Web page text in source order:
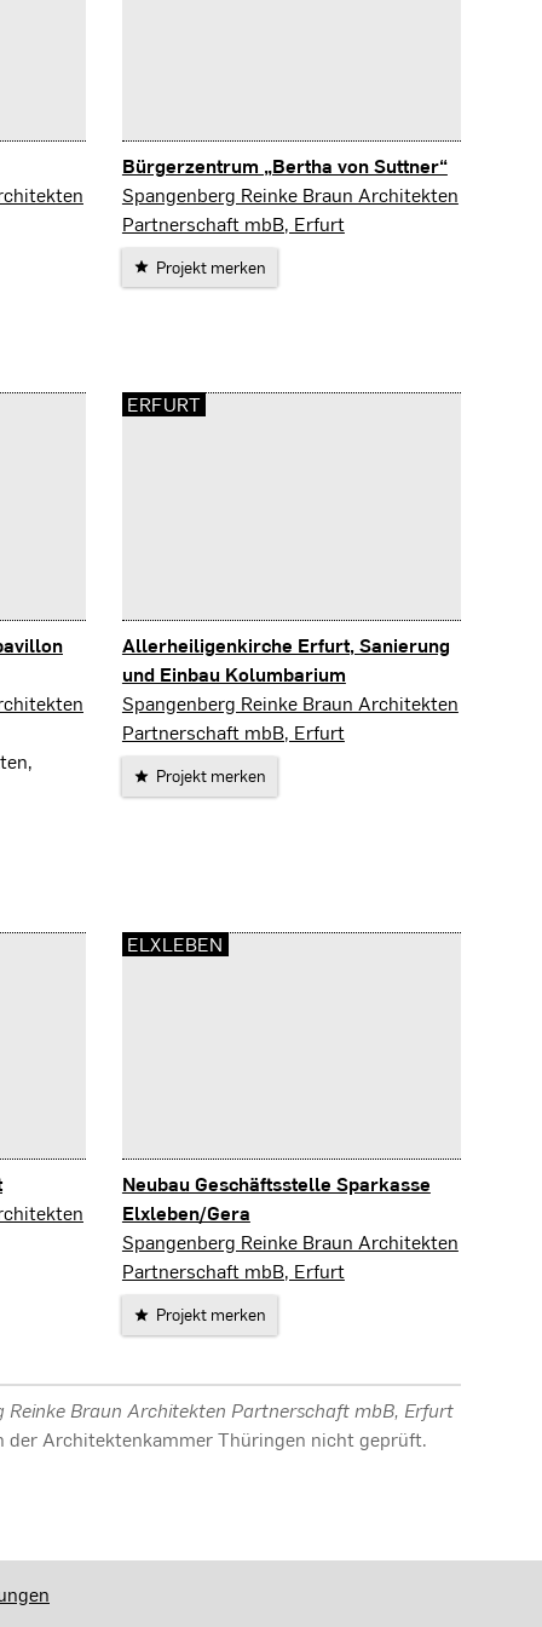
Bürgerzentrum „Bertha von Suttner“
Sömmerda
Spangenberg Reinke Braun Architekten
Partnerschaft mbB, Erfurt
Projekt merken
Allerheiligenkirche Erfurt, Sanierung
und Einbau Kolumbarium
Erfurt
Spangenberg Reinke Braun Architekten
Partnerschaft mbB, Erfurt
Projekt merken
ERFURT
Neubau Geschäftsstelle Sparkasse
Elxleben/Gera
Elxleben
Spangenberg Reinke Braun Architekten
Partnerschaft mbB, Erfurt
Projekt merken
ELXLEBEN
Reinke Braun Architekten Partnerschaft mbB, Erfurt
Architektenkammer Thüringen nicht geprüft.